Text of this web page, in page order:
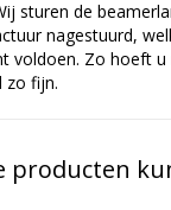
sturen de
nagestuurd,
voldoen. Zo hoeft
zo fijn.
producten